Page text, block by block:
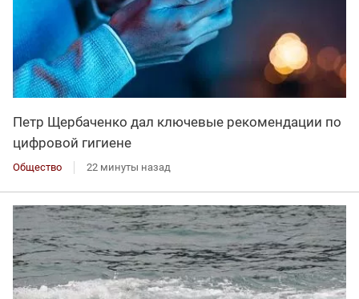
Петр Щербаченко дал ключевые рекомендации по
цифровой гигиене
Общество 22 минуты назад